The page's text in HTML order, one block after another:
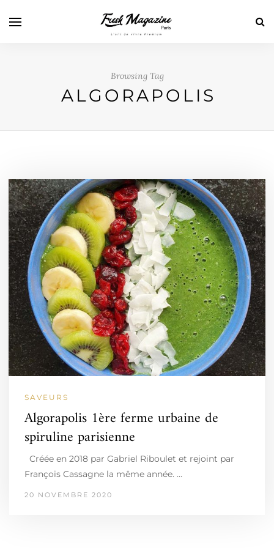
Browsing Tag
ALGORAPOLIS
SAVEURS
Algorapolis 1ère ferme urbaine de
spiruline parisienne
Créée en 2018 par Gabriel Riboulet et rejoint par
François Cassagne la même année. …
20 NOVEMBRE 2020